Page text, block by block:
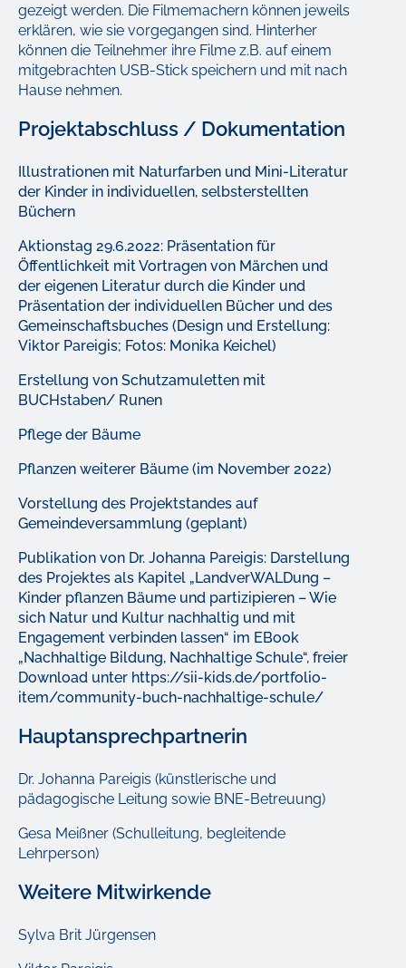
gezeigt werden. Die Filmemachern können jeweils
erklären, wie sie vorgegangen sind. Hinterher
können die Teilnehmer ihre Filme z.B. auf einem
mitgebrachten USB-Stick speichern und mit nach
Hause nehmen.
Projektabschluss / Dokumentation
Illustrationen mit Naturfarben und Mini-Literatur
der Kinder in individuellen, selbsterstellten
Büchern
Aktionstag 29.6.2022: Präsentation für
Öffentlichkeit mit Vortragen von Märchen und
der eigenen Literatur durch die Kinder und
Präsentation der individuellen Bücher und des
Gemeinschaftsbuches (Design und Erstellung:
Viktor Pareigis; Fotos: Monika Keichel)
Erstellung von Schutzamuletten mit
BUCHstaben/ Runen
Pflege der Bäume
Pflanzen weiterer Bäume (im November 2022)
Vorstellung des Projektstandes auf
Gemeindeversammlung (geplant)
Publikation von Dr. Johanna Pareigis: Darstellung
des Projektes als Kapitel „LandverWALDung –
Kinder pflanzen Bäume und partizipieren – Wie
sich Natur und Kultur nachhaltig und mit
Engagement verbinden lassen“ im EBook
„Nachhaltige Bildung, Nachhaltige Schule“, freier
Download unter https://sii-kids.de/portfolio-
item/community-buch-nachhaltige-schule/
Hauptansprechpartnerin
Dr. Johanna Pareigis (künstlerische und
pädagogische Leitung sowie BNE-Betreuung)
Gesa Meißner (Schulleitung, begleitende
Lehrperson)
Weitere Mitwirkende
Sylva Brit Jürgensen